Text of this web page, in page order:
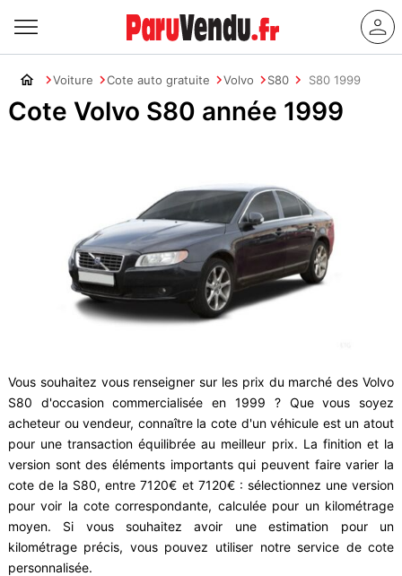
Voiture Cote auto gratuite Volvo S80 S80 1999
Cote Volvo S80 année 1999
Vous souhaitez vous renseigner sur les prix du marché des Volvo
S80 d'occasion commercialisée en 1999 ? Que vous soyez
acheteur ou vendeur, connaître la cote d'un véhicule est un atout
pour une transaction équilibrée au meilleur prix. La finition et la
version sont des éléments importants qui peuvent faire varier la
cote de la S80, entre 7120€ et 7120€ : sélectionnez une version
pour voir la cote correspondante, calculée pour un kilométrage
moyen. Si vous souhaitez avoir une estimation pour un
kilométrage précis, vous pouvez utiliser notre service de cote
personnalisée.